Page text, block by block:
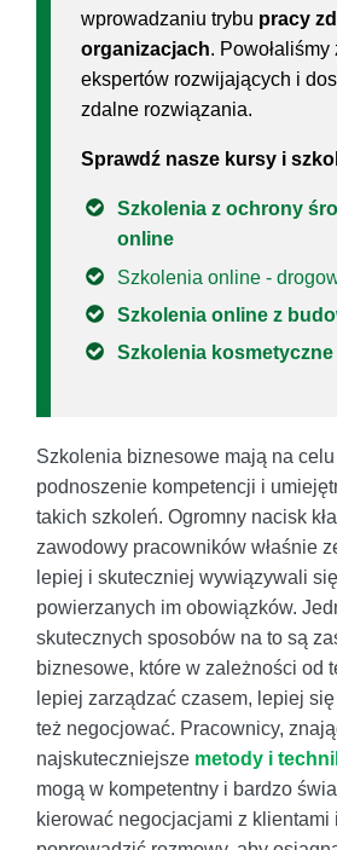
wprowadzaniu trybu pracy
organizacjach. Powołaliśmy
ekspertów rozwijających i
zdalne rozwiązania.
Sprawdź nasze kursy i
Szkolenia z ochrony
online
Szkolenia online -
Szkolenia online z
Szkolenia
Szkolenia biznesowe mają na
podnoszenie kompetencji i
takich szkoleń. Ogromny nacisk
zawodowy pracowników właśnie
lepiej i skuteczniej wywiązywali
powierzanych im obowiązków.
skutecznych sposobów na to są
biznesowe, które w zależności od
lepiej zarządzać czasem, lepiej
też negocjować. Pracownicy,
najskuteczniejsze metody i
mogą w kompetentny i bardzo
kierować negocjacjami z klientami